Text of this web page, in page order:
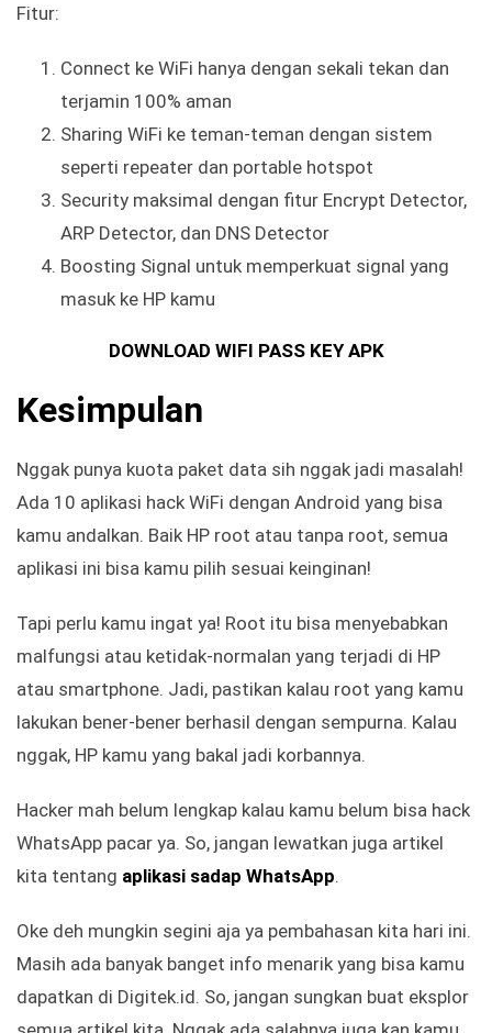
Fitur:
Connect ke WiFi hanya dengan sekali tekan dan
terjamin 100% aman
Sharing WiFi ke teman-teman dengan sistem
seperti repeater dan portable hotspot
Security maksimal dengan fitur Encrypt Detector,
ARP Detector, dan DNS Detector
Boosting Signal untuk memperkuat signal yang
masuk ke HP kamu
DOWNLOAD WIFI PASS KEY APK
Kesimpulan
Nggak punya kuota paket data sih nggak jadi masalah!
Ada 10 aplikasi hack WiFi dengan Android yang bisa
kamu andalkan. Baik HP root atau tanpa root, semua
aplikasi ini bisa kamu pilih sesuai keinginan!
Tapi perlu kamu ingat ya! Root itu bisa menyebabkan
malfungsi atau ketidak-normalan yang terjadi di HP
atau smartphone. Jadi, pastikan kalau root yang kamu
lakukan bener-bener berhasil dengan sempurna. Kalau
nggak, HP kamu yang bakal jadi korbannya.
Hacker mah belum lengkap kalau kamu belum bisa hack
WhatsApp pacar ya. So, jangan lewatkan juga artikel
kita tentang aplikasi sadap WhatsApp.
Oke deh mungkin segini aja ya pembahasan kita hari ini.
Masih ada banyak banget info menarik yang bisa kamu
dapatkan di Digitek.id. So, jangan sungkan buat eksplor